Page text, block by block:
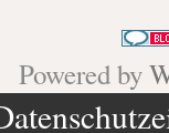
Powered by